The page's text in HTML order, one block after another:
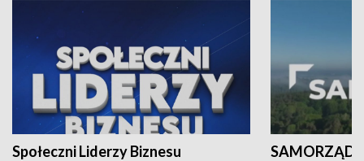
Społeczni Liderzy Biznesu SAMORZĄD